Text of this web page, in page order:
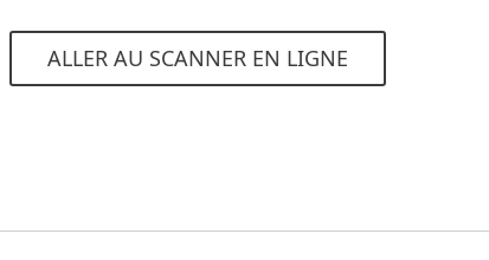
ALLER AU SCANNER EN LIGNE